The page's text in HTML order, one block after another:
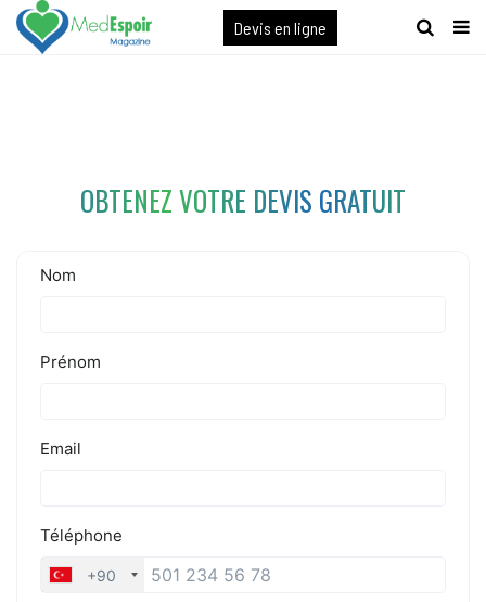
[maxbutton name="devis express"]
Devis en ligne
OBTENEZ VOTRE DEVIS GRATUIT